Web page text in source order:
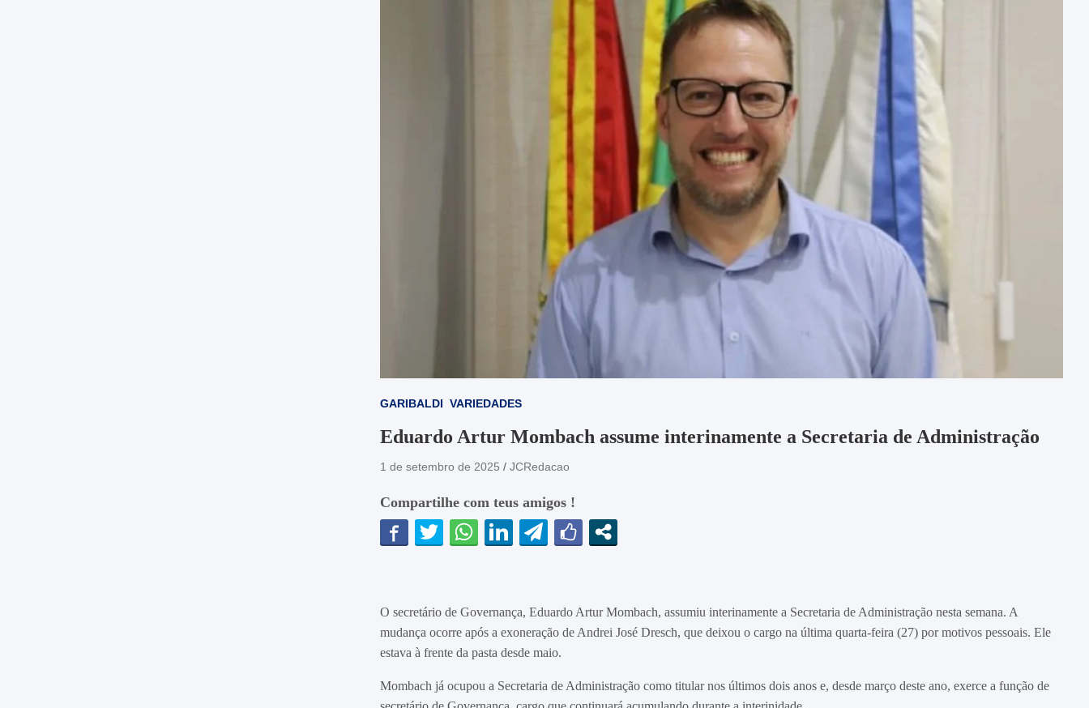
GARIBALDI VARIEDADES
Eduardo Artur Mombach assume interinamente a Secretaria de Administração
1 de setembro de 2025 JCRedacao
Compartilhe com teus amigos !
O secretário de Governança, Eduardo Artur Mombach, assumiu interinamente a Secretaria de Administração nesta semana. A
mudança ocorre após a exoneração de Andrei José Dresch, que deixou o cargo na última quarta-feira (27) por motivos pessoais. Ele
estava à frente da pasta desde maio.
Mombach já ocupou a Secretaria de Administração como titular nos últimos dois anos e, desde março deste ano, exerce a função de